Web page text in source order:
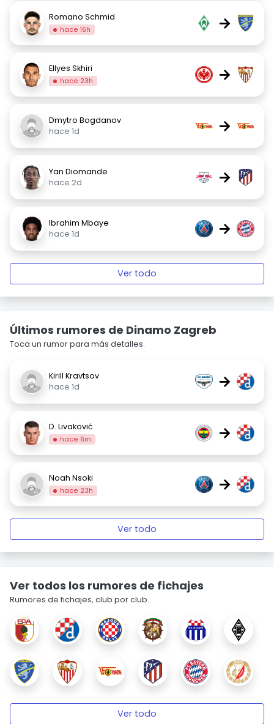
Romano Schmid
hace 16h →
Ellyes Skhiri
hace 23h →
Dmytro Bogdanov
hace 1d
→
Yan Diomande
hace 2d
→
Ibrahim Mbaye
hace 1d
→
Ver todo
Últimos rumores de Dinamo Zagreb
Toca un rumor para más detalles.
Kirill Kravtsov
hace 1d
→
D. Livaković
hace 6m →
Noah Nsoki
hace 23h →
Ver todo
Ver todos los rumores de fichajes
Rumores de fichajes, club por club.
Ver todo